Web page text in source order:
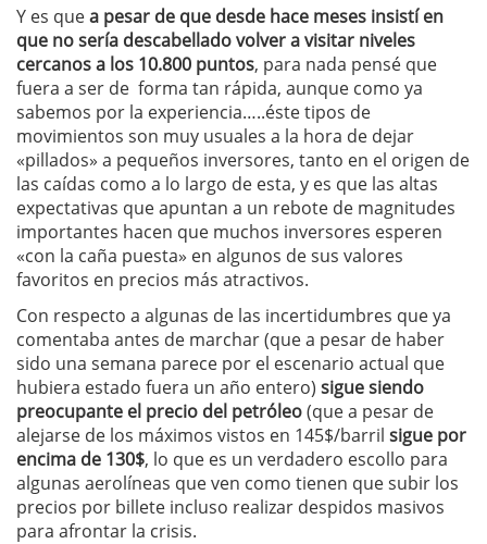
Y es quea pesar de que desde hace meses insistí en
que no sería descabellado volver a visitar niveles
cercanos a los 10.800 puntos, para nada pensé que
fuera a ser de forma tan rápida, aunque como ya
sabemos por la experiencia…..éste tipos de
movimientos son muy usuales a la hora de dejar
«pillados» a pequeños inversores, tanto en el origen de
las caídas como a lo largo de esta, y es que las altas
expectativas que apuntan a un rebote de magnitudes
importantes hacen que muchos inversores esperen
«con la caña puesta» en algunos de sus valores
favoritos en precios más atractivos.
Con respecto a algunas de las incertidumbres que ya
comentaba antes de marchar (que a pesar de haber
sido una semana parece por el escenario actual que
hubiera estado fuera un año entero) sigue siendo
preocupante el precio del petróleo(que a pesar de
alejarse de los máximos vistos en 145$/barril sigue por
encima de 130$, lo que es un verdadero escollo para
algunas aerolíneas que ven como tienen que subir los
precios por billete incluso realizar despidos masivos
para afrontar la crisis.